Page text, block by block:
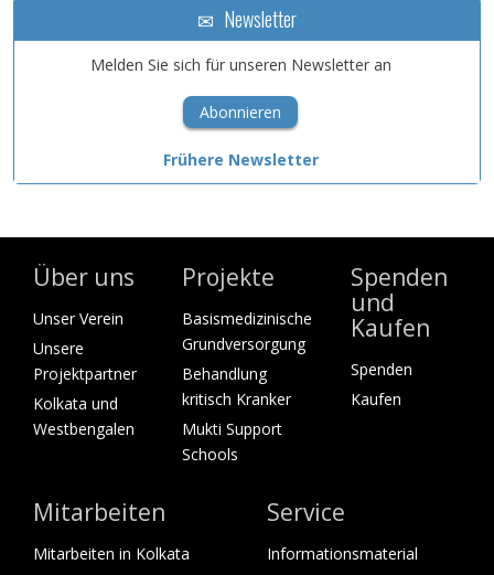
Newsletter
Melden Sie sich für unseren Newsletter an
Abonnieren
Frühere Newsletter
Über uns
Unser Verein
Unsere
Projektpartner
Kolkata und
Westbengalen
Projekte
Basismedizinische
Grundversorgung
Behandlung
kritisch Kranker
Mukti Support
Schools
Spenden
und
Kaufen
Spenden
Kaufen
Mitarbeiten
Mitarbeiten in Kolkata
Service
Informationsmaterial